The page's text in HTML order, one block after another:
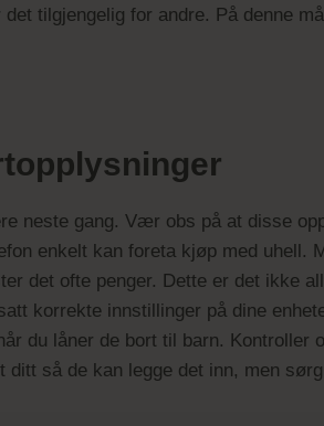
tilgjengelig for andre. På denne
neste gang. Vær obs på at disse
enkelt kan foreta kjøp med uhell.
det ofte penger. Dette er det ikke
korrekte innstillinger på dine
du låner de bort til barn. Kontroller
så de kan legge det inn, men